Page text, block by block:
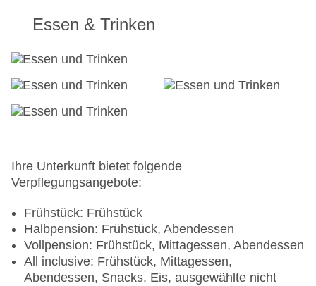
Essen & Trinken
Ihre Unterkunft bietet folgende
Verpflegungsangebote:
Frühstück: Frühstück
Halbpension: Frühstück, Abendessen
Vollpension: Frühstück, Mittagessen, Abendessen
All inclusive: Frühstück, Mittagessen,
Abendessen, Snacks, Eis, ausgewählte nicht